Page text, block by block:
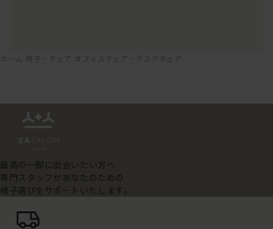
ホーム 椅子・チェア オフィスチェア・デスクチェア
最高の一脚に出会いたい方へ
専門スタッフがあなたのための
椅子選びをサポートいたします。